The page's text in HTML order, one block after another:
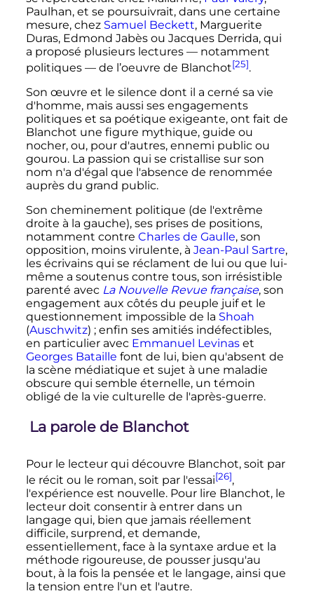
Paulhan, et se poursuivrait, dans une certaine
mesure, chez Samuel Beckett, Marguerite
Duras, Edmond Jabès ou Jacques Derrida, qui
a proposé plusieurs lectures — notamment
politiques —de l’oeuvre de Blanchot[25].
Son œuvre et le silence dont il a cerné sa vie
d'homme, mais aussi ses engagements
politiques et sa poétique exigeante, ont fait de
Blanchot une figure mythique, guide ou
nocher, ou, pour d'autres, ennemi public ou
gourou. La passion qui se cristallise sur son
nom n'a d'égal que l'absence de renommée
auprès du grand public.
Son cheminement politique (de l'extrême
droite à la gauche), ses prises de positions,
notamment contre Charles de Gaulle, son
opposition, moins virulente, à Jean-Paul Sartre,
les écrivains qui se réclament de lui ou que lui-
même a soutenus contre tous, son irrésistible
parenté avec La Nouvelle Revue française, son
engagement aux côtés du peuple juif et le
questionnement impossible de la Shoah
(Auschwitz) ; enfin ses amitiés indéfectibles,
en particulier avec Emmanuel Levinaset
Georges Bataille font de lui, bien qu'absent de
la scène médiatique et sujet à une maladie
obscure qui semble éternelle, un témoin
obligé de la vie culturelle de l'après-guerre.
La parole de Blanchot
Pour le lecteur qui découvre Blanchot, soit par
le récit ou le roman, soit par l'essai[26],
l'expérience est nouvelle. Pour lire Blanchot, le
lecteur doit consentir à entrer dans un
langage qui, bien que jamais réellement
difficile, surprend, et demande,
essentiellement, face à la syntaxe ardue et la
méthode rigoureuse, de pousser jusqu'au
bout, à la fois la pensée et le langage, ainsi que
la tension entre l'un et l'autre.